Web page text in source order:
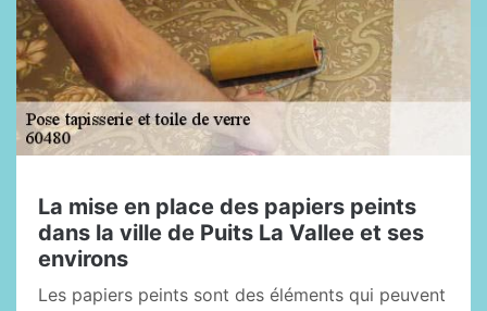
La mise en place des papiers peints
dans la ville de Puits La Vallee et ses
environs
Les papiers peints sont des éléments qui peuvent